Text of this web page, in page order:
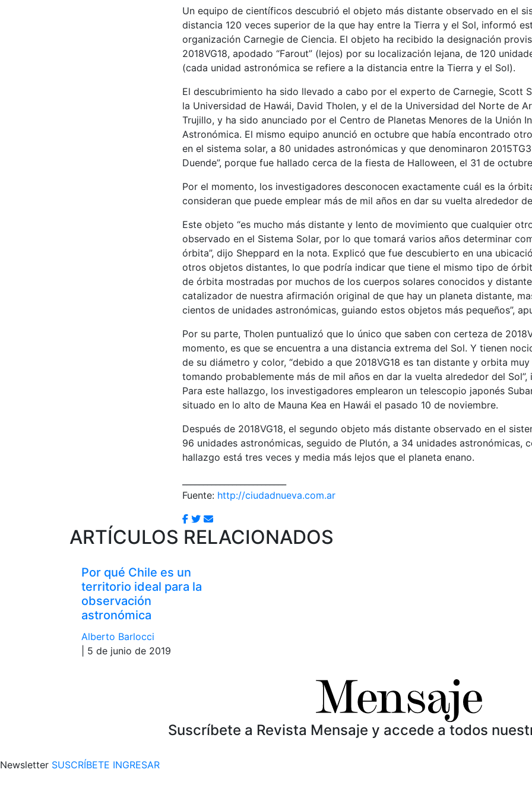
Un equipo de científicos descubrió el objeto más distante observado en el
distancia 120 veces superior de la que hay entre la Tierra y el Sol, informó
organización Carnegie de Ciencia. El objeto ha recibido la designación
2018VG18, apodado “Farout” (lejos) por su localización lejana, de 120
(cada unidad astronómica se refiere a la distancia entre la Tierra y el Sol).
El descubrimiento ha sido llevado a cabo por el experto de Carnegie, Scott
la Universidad de Hawái, David Tholen, y el de la Universidad del Norte de
Trujillo, y ha sido anunciado por el Centro de Planetas Menores de la Unión
Astronómica. El mismo equipo anunció en octubre que había encontrado
en el sistema solar, a 80 unidades astronómicas y que denominaron
Duende”, porque fue hallado cerca de la fiesta de Halloween, el 31 de
Por el momento, los investigadores desconocen exactamente cuál es la
consideran que puede emplear más de mil años en dar su vuelta alrededor
Este objeto “es mucho más distante y lento de movimiento que cualquier
observado en el Sistema Solar, por lo que tomará varios años determinar
órbita”, dijo Sheppard en la nota. Explicó que fue descubierto en una
otros objetos distantes, lo que podría indicar que tiene el mismo tipo de
de órbita mostradas por muchos de los cuerpos solares conocidos y
catalizador de nuestra afirmación original de que hay un planeta distante,
cientos de unidades astronómicas, guiando estos objetos más pequeños”,
Por su parte, Tholen puntualizó que lo único que saben con certeza de
momento, es que se encuentra a una distancia extrema del Sol. Y tienen
de su diámetro y color, “debido a que 2018VG18 es tan distante y orbita
tomando probablemente más de mil años en dar la vuelta alrededor del
Para este hallazgo, los investigadores emplearon un telescopio japonés
situado en lo alto de Mauna Kea en Hawái el pasado 10 de noviembre.
Después de 2018VG18, el segundo objeto más distante observado en el
96 unidades astronómicas, seguido de Plutón, a 34 unidades astronómicas,
hallazgo está tres veces y media más lejos que el planeta enano.
Fuente: http://ciudadnueva.com.ar
ARTÍCULOS RELACIONADOS
Por qué Chile es un
territorio ideal para la
observación
astronómica
Alberto Barlocci
| 5 de junio de 2019
Suscríbete a Revista Mensaje y accede a todos
Newsletter SUSCRÍBETE INGRESAR